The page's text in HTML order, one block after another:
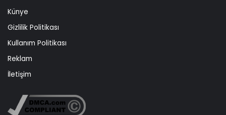
Künye
Gizlilik Politikası
Kullanım Politikası
Reklam
İletişim